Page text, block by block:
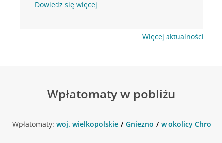
Dowiedz się więcej
Więcej aktualności
Wpłatomaty w pobliżu
Wpłatomaty: woj. wielkopolskie Gniezno w okolicy